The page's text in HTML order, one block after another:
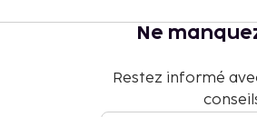
à 19 h 00.
à l'aide d'un appareil mobile.
Ne
Restez informé